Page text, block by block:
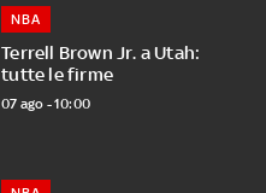
Terrell Brown Jr. a Utah:
tutte le firme
NBA
07 ago - 10:00